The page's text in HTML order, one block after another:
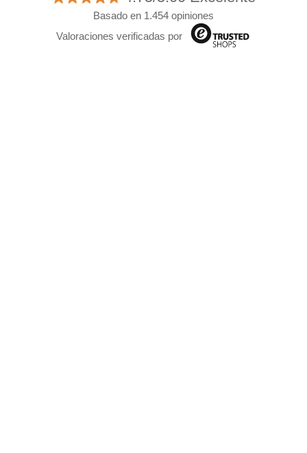
Basado en 1.454 opiniones
Valoraciones verificadas por